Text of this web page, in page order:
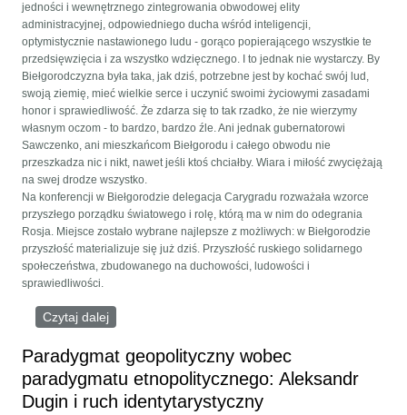
jedności i wewnętrznego zintegrowania obwodowej elity
administracyjnej, odpowiedniego ducha wśród inteligencji,
optymistycznie nastawionego ludu - gorąco popierającego wszystkie te
przedsięwzięcia i za wszystko wdzięcznego. I to jednak nie wystarczy. By
Biełgorodczyzna była taka, jak dziś, potrzebne jest by kochać swój lud,
swoją ziemię, mieć wielkie serce i uczynić swoimi życiowymi zasadami
honor i sprawiedliwość. Że zdarza się to tak rzadko, że nie wierzymy
własnym oczom - to bardzo, bardzo źle. Ani jednak gubernatorowi
Sawczenko, ani mieszkańcom Biełgorodu i całego obwodu nie
przeszkadza nic i nikt, nawet jeśli ktoś chciałby. Wiara i miłość zwyciężają
na swej drodze wszystko.
Na konferencji w Biełgorodzie delegacja Carygradu rozważała wzorce
przyszłego porządku światowego i rolę, którą ma w nim do odegrania
Rosja. Miejsce zostało wybrane najlepsze z możliwych: w Biełgorodzie
przyszłość materializuje się już dziś. Przyszłość ruskiego solidarnego
społeczeństwa, zbudowanego na duchowości, ludowości i
sprawiedliwości.
Czytaj dalej
Paradygmat geopolityczny wobec
paradygmatu etnopolitycznego: Aleksandr
Dugin i ruch identytarystyczny